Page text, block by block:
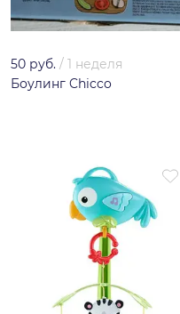
50 руб. / 1 неделя
Боулинг Chicco